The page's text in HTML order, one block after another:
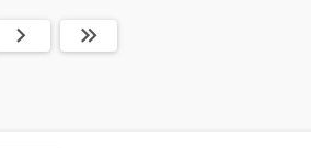
ابتدا قبلی